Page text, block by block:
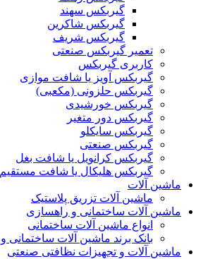
گیربکس سهند
گیربکس شاکرین
گیربکس شریف
تعمیر گیربکس صنعتی
کاربری گیربکس
گیربکس آویز یا شافت موازی
گیربکس حلزونی (مکعبی)
گیربکس خورشیدی
گیربکس دور متغیر
گیربکس سایکلو
گیربکس صنعتی
گیربکس کرانویل یا شافت بغل
گیربکس هلیکال یا شافت مستقیم
ماشین آلات
ماشین آلات تزریق پلاستیک
ماشین آلات ساختمانی و راهسازی
انواع ماشین آلات ساختمانی
بانک برند ماشین آلات ساختمانی
ماشین آلات و تجهیزات نظافتی صنعتی